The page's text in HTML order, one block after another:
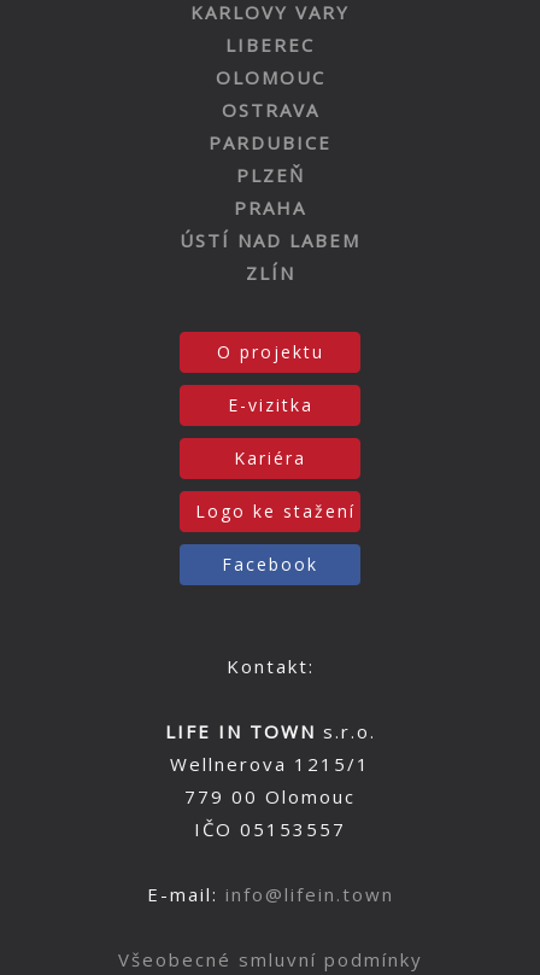
KARLOVY VARY
LIBEREC
OLOMOUC
OSTRAVA
PARDUBICE
PLZEŇ
PRAHA
ÚSTÍ NAD LABEM
ZLÍN
O projektu
E-vizitka
Kariéra
Logo ke stažení
Facebook
Kontakt:
LIFE IN TOWN s.r.o.
Wellnerova 1215/1
779 00 Olomouc
IČO 05153557
E-mail: info@lifein.town
Všeobecné smluvní podmínky